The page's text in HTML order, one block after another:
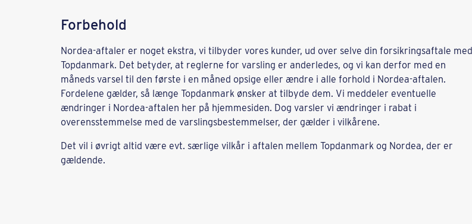
Forbehold
Nordea-aftaler er noget ekstra, vi tilbyder vores kunder, ud over selve din forsikringsaftale med
Topdanmark. Det betyder, at reglerne for varsling er anderledes, og vi kan derfor med en
måneds varsel til den første i en måned opsige eller ændre i alle forhold i Nordea-aftalen.
Fordelene gælder, så længe Topdanmark ønsker at tilbyde dem. Vi meddeler eventuelle
ændringer i Nordea-aftalen her på hjemmesiden. Dog varsler vi ændringer i rabat i
overensstemmelse med de varslingsbestemmelser, der gælder i vilkårene.
Det vil i øvrigt altid være evt. særlige vilkår i aftalen mellem Topdanmark og Nordea, der er
gældende.